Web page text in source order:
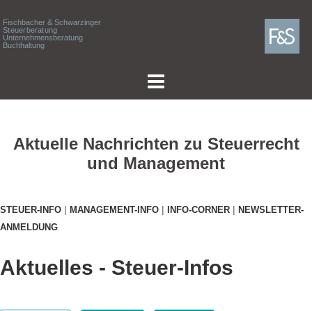
Inhalt
springen
Fischbacher & Schwarzinger
Steuerberatung
Unternehmensberatung
Buchhaltung
Aktuelle Nachrichten zu Steuerrecht
und Management
STEUER-INFO | MANAGEMENT-INFO | INFO-CORNER | NEWSLETTER-
ANMELDUNG
Aktuelles - Steuer-Infos